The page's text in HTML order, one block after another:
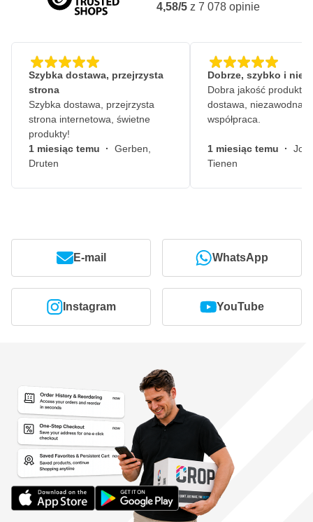
4,58/5 z 7 078 opinie
Szybka dostawa, przejrzysta
strona
Szybka dostawa, przejrzysta
strona internetowa, świetne
produkty!
1 miesiąc temu · Gerben,
Druten
Dobrze, szybko i
Dobra jakość
dostawa, niezawodna
współpraca.
1 miesiąc temu ·
Tienen
E-mail WhatsApp
Instagram YouTube